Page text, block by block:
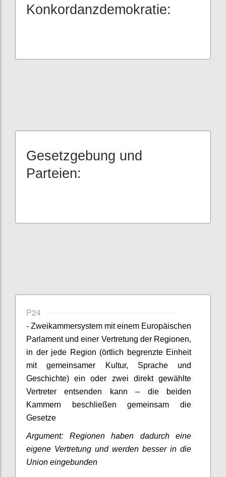
Konkordanzdemokratie:
Gesetzgebung und
Parteien:
P24
- Zweikammersystem mit einem Europäischen
Parlament und einer Vertretung der Regionen,
in der jede Region (örtlich begrenzte Einheit
mit gemeinsamer Kultur, Sprache und
Geschichte) ein oder zwei direkt gewählte
Vertreter entsenden kann – die beiden
Kammern beschließen gemeinsam die
Gesetze
Argument: Regionen haben dadurch eine
eigene Vertretung und werden besser in die
Union eingebunden